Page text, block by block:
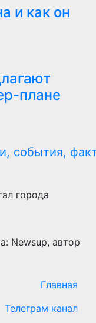
и как он
плане
города
Newsup, автор
Главная
Телеграм канал